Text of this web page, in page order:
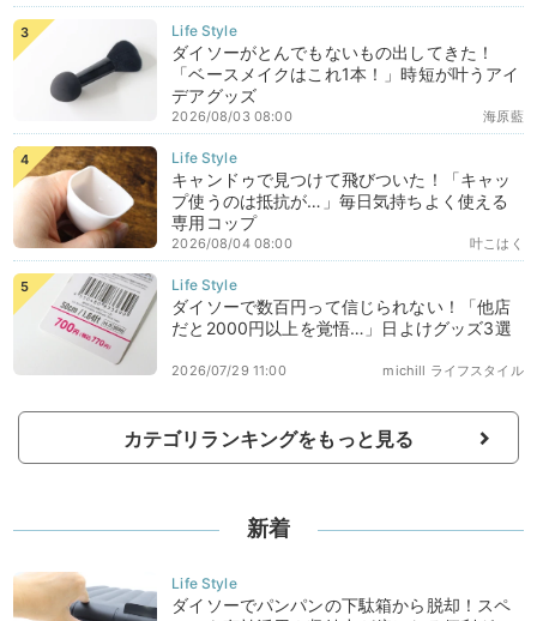
ダイソーがとんでもないもの出してきた！
「ベースメイクはこれ1本！」時短が叶うアイ
デアグッズ
海原藍
2026/08/03 08:00
キャンドゥで見つけて飛びついた！「キャッ
プ使うのは抵抗が…」毎日気持ちよく使える
専用コップ
叶こはく
2026/08/04 08:00
ダイソーで数百円って信じられない！「他店
だと2000円以上を覚悟…」日よけグッズ3選
michill ライフスタイル
2026/07/29 11:00
カテゴリランキングをもっと見る
新着
ダイソーでパンパンの下駄箱から脱却！スペ